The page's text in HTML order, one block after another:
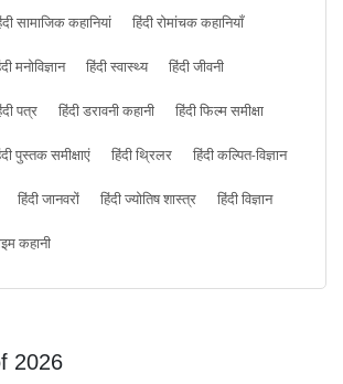
सामाजिक कहानियां
हिंदी रोमांचक कहानियाँ
मनोविज्ञान हिंदी स्वास्थ्य
हिंदी जीवनी
पत्र हिंदी डरावनी कहानी
हिंदी फिल्म समीक्षा
पुस्तक समीक्षाएं हिंदी थ्रिलर
हिंदी कल्पित-विज्ञान
हिंदी जानवरों हिंदी ज्योतिष शास्त्र
हिंदी विज्ञान
कहानी
2026